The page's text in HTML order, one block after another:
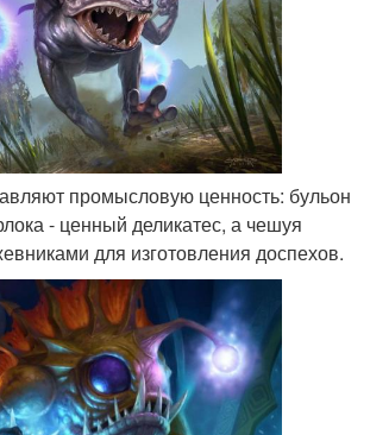
промысловую ценность: бульон
- ценный деликатес, а чешуя
для изготовления доспехов.